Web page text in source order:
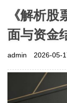
《解析
面与资金
admin 2026-05-